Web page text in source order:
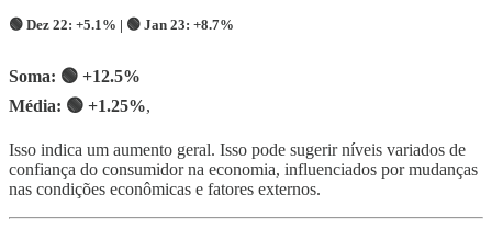
🟢 Dez 22: +5.1% | 🟢 Jan 23: +8.7%
Soma: 🟢 +12.5%
Média: 🟢 +1.25%,
Isso indica um aumento geral. Isso pode sugerir níveis variados de
confiança do consumidor na economia, influenciados por mudanças
nas condições econômicas e fatores externos.